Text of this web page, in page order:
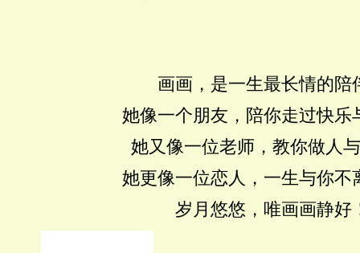
画画，是一生最长情的陪
她像一个朋友，陪你走过快乐
她又像一位老师，教你做人
她更像一位恋人，一生与你不
岁月悠悠，唯画画静好